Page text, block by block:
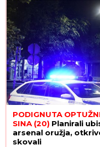
PODIGNUTA
SINA (20) Planirali
arsenal oružja,
skovali